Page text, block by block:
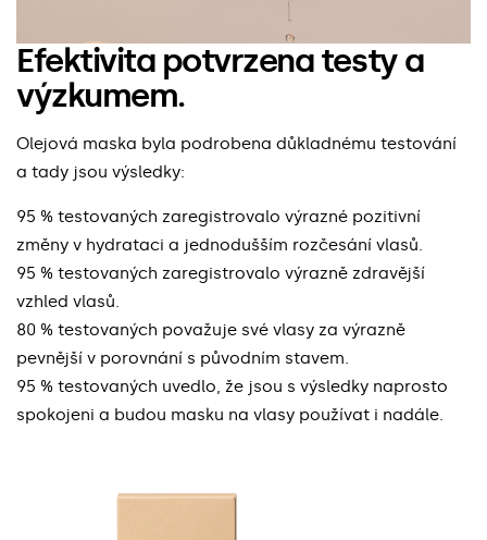
Efektivita potvrzena testy a
výzkumem.
Olejová maska byla podrobena důkladnému testování
a tady jsou výsledky:
95 % testovaných zaregistrovalo výrazné pozitivní
změny v hydrataci a jednodušším rozčesání vlasů.
95 % testovaných zaregistrovalo výrazně zdravější
vzhled vlasů.
80 % testovaných považuje své vlasy za výrazně
pevnější v porovnání s původním stavem.
95 % testovaných uvedlo, že jsou s výsledky naprosto
spokojeni a budou masku na vlasy používat i nadále.